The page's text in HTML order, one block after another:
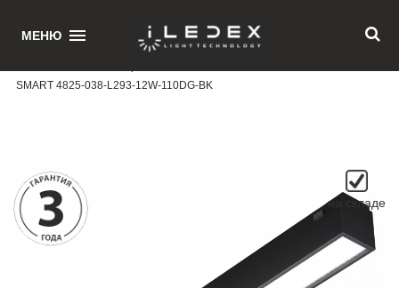
МЕНЮ
SMART 4825-038-L293-12W-110DG-BK
на складе